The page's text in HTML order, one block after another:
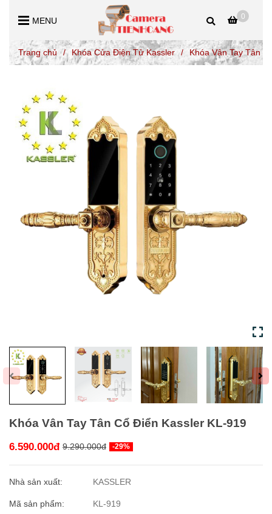
0
MENU
Trang chủ / Khóa Cửa Điện Tử Kassler / Khóa Vân Tay Tân
Khóa Vân Tay Tân Cổ Điển Kassler KL-919
6.590.000đ 9.290.000đ -29%
Nhà sản xuất: KASSLER
Mã sản phẩm: KL-919